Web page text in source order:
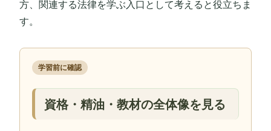
方、関連する法律を学ぶ入口として考えると役立ちま
す。
学習前に確認
資格・精油・教材の全体像を見る